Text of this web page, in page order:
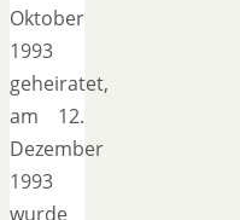
Oktober
1993
geheiratet,
am 12.
Dezember
1993
wurde